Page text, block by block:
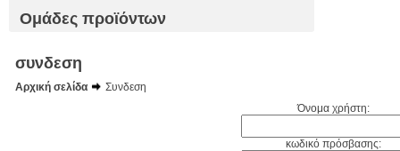
Ομάδες προϊόντων
συνδεση
Αρχική σελίδα
Συνδεση
Όνομα χρήστη:
κωδικό πρόσβασης: